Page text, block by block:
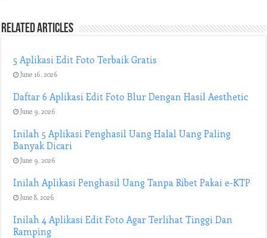
Related Articles
5 Aplikasi Edit Foto Terbaik Gratis
June 16, 2026
Daftar 6 Aplikasi Edit Foto Blur Dengan Hasil Aesthetic
June 9, 2026
Inilah 5 Aplikasi Penghasil Uang Halal Uang Paling
Banyak Dicari
June 9, 2026
Inilah Aplikasi Penghasil Uang Tanpa Ribet Pakai e-KTP
June 8, 2026
Inilah 4 Aplikasi Edit Foto Agar Terlihat Tinggi Dan
Ramping